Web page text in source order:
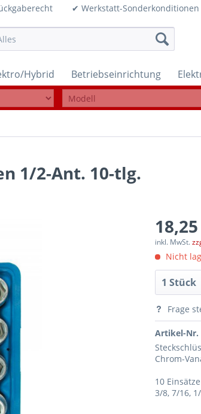
✔ Werkstatt-
Hybrid Betriebseinrichtung
1/2-Ant. 10-tlg.
inkl. MwSt.
Nicht
Frage
Artikel-Nr.
Chrom-
10
3/8, 7/16,